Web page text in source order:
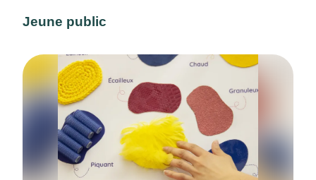
Jeune public